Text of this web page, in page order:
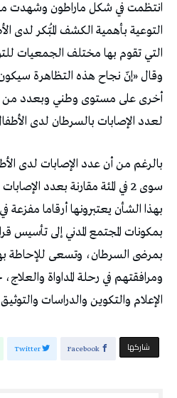
انتظمت في شكل ماراطون وشهدت
التوعية بأهمية الكشف المُبّكر لدى
التي تقوم بها مختلف الجمعيات
وقال «إنّ نجاح هذه التظاهرة سيكون
أخرى على مستوى وطني وبعدد من
لعدد الإصابات بالسرطان لدى
بالرغم من أن عدد الإصابات لدى
سوى 2 في المئة مقارنة بعدد
بهذا الشأن يعتبرونها أرقاما مفزعة
بمرضى السرطان، وتسعى للإحاطة
ومرافقتهم في رحلة المداواة
الإعلام والتكوين والدراسات
‫‫ شاركها‬ Facebook
Twitter